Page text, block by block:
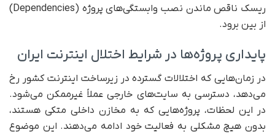
ریسک ناقص ماندن نصب وابستگی‌های پروژه (Dependencies)
از بین برود.
پایداری پروژه‌ها در شرایط اختلال اینترنت ایران
در زمان‌هایی که اختلالات گسترده در زیرساخت اینترنت کشور رخ
می‌دهد، دسترسی به سایت‌های خارجی عملاً غیرممکن می‌شود.
در این لحظات، پروژه‌هایی که به مخازن داخلی متکی هستند،
بدون هیچ مشکلی به فعالیت خود ادامه می‌دهند. این موضوع